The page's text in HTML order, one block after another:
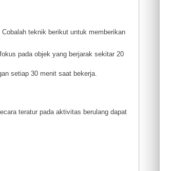
teknik berikut untuk memberikan
pada objek yang berjarak sekitar 20
setiap 30 menit saat bekerja.
teratur pada aktivitas berulang dapat